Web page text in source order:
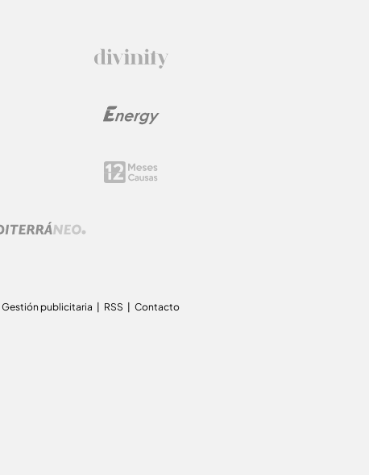
Gestión publicitaria RSS Contacto